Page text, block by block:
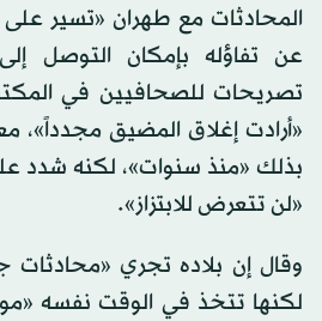
المحادثات مع طهران «تسير
عن تفاؤله بإمكان التوصل
تصريحات للصحافيين في
«أرادت إغلاق المضيق مجدداً»،
بذلك «منذ سنوات»، لكنه شدد
«لن تتعرض للابتزاز».
وقال إن بلاده تجري «محادثات
لكنها تتخذ في الوقت نفسه